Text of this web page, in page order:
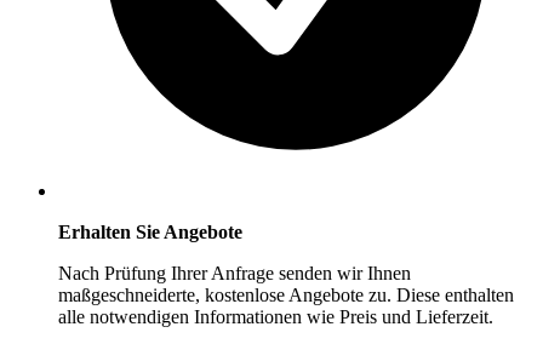
Erhalten Sie Angebote
Nach Prüfung Ihrer Anfrage senden wir Ihnen
maßgeschneiderte, kostenlose Angebote zu. Diese enthalten
alle notwendigen Informationen wie Preis und Lieferzeit.